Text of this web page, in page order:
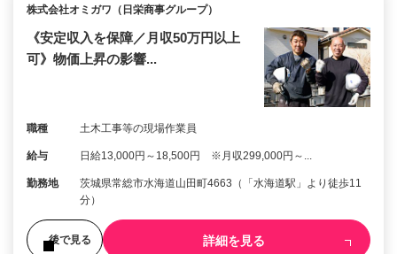
株式会社オミガワ（日栄商事グループ）
《安定収入を保障／月収50万円以上
可》物価上昇の影響...
職種 土木工事等の現場作業員
給与 日給13,000円～18,500円 ※月収299,000円～...
勤務地
茨城県常総市水海道山田町4663（「水海道駅」より徒歩11
分）
後で見る 詳細を見る